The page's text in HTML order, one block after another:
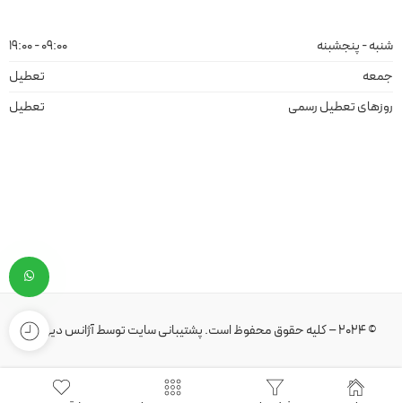
شنبه - پنجشبنه
09:00 - 19:00
جمعه
تعطیل
روزهای تعطیل رسمی
تعطیل
© 2024 – کلیه حقوق محفوظ است. پشتیبانی سایتتوسطآژانس دیهیم.